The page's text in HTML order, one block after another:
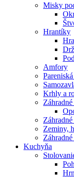
Misky
Hrantíky
Amfory
Krhly a
Zeminy,
Kuchyňa